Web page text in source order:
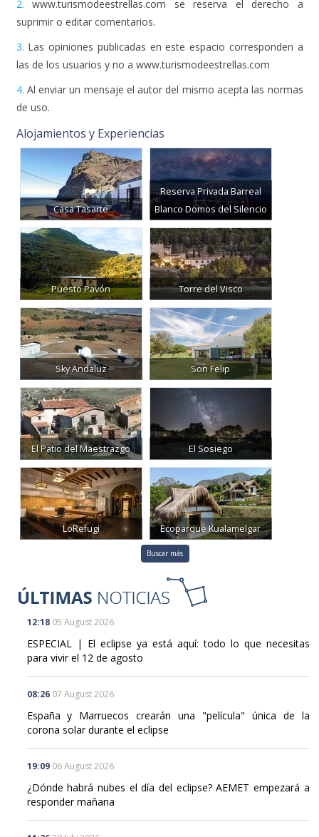
suprimir o editar comentarios.
Las opiniones publicadas en este espacio corresponden a
las de los usuarios y no a www.turismodeestrellas.com
Al enviar un mensaje el autor del mismo acepta las normas
Alojamientos y Experiencias
Casa Tasarte
Reserva Privada Barreal
Blanco Domos del Silencio
Puesto Pavón Torre del Visco
Sky Andaluz Son Felip
El Patio del Maestrazgo El Sosiego
LoRefugi Ecoparque Kualamelgar
Buscar más
05 August 2026
ESPECIAL | El eclipse ya está aquí: todo lo que necesitas
para vivir el 12 de agosto
07 August 2026
España y Marruecos crearán una "película" única de la
corona solar durante el eclipse
06 August 2026
¿Dónde habrá nubes el día del eclipse? AEMET empezará a
responder mañana